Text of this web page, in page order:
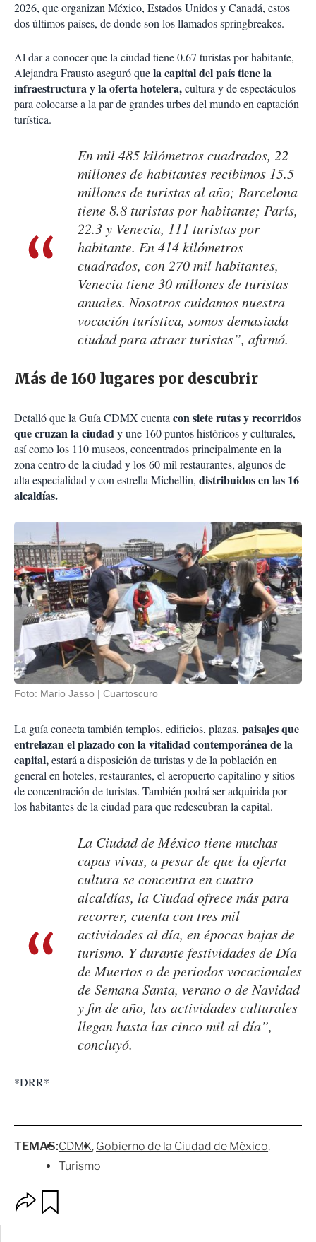
2026, que organizan México, Estados Unidos y Canadá, estos
dos últimos países, de donde son los llamados springbreakes.
Al dar a conocer que la ciudad tiene 0.67 turistas por habitante,
Alejandra Frausto aseguró quela capital del país tiene la
infraestructura y la oferta hotelera,cultura y de espectáculos
para colocarse a la par de grandes urbes del mundo en captación
turística.
En mil 485 kilómetros cuadrados, 22
millones de habitantes recibimos 15.5
millones de turistas al año; Barcelona
tiene 8.8 turistas por habitante; París,
22.3 y Venecia, 111 turistas por
habitante. En 414 kilómetros
cuadrados, con 270 mil habitantes,
Venecia tiene 30 millones de turistas
anuales. Nosotros cuidamos nuestra
vocación turística, somos demasiada
ciudad para atraer turistas”, afirmó.
Más de 160 lugares por descubrir
Detalló que la Guía CDMX cuentacon siete rutas y recorridos
que cruzan la ciudady une 160 puntos históricos y culturales,
así como los 110 museos, concentrados principalmente en la
zona centro de la ciudad y los 60 mil restaurantes, algunos de
alta especialidad y con estrella Michellin, distribuidos en las 16
alcaldías.
Foto: Mario Jasso | Cuartoscuro
La guía conecta también templos, edificios, plazas, paisajesque
entrelazan el plazado con la vitalidad contemporánea de la
capital,estará a disposición de turistas y de la población en
general en hoteles, restaurantes, el aeropuerto capitalino y sitios
de concentración de turistas. También podrá ser adquirida por
los habitantes de la ciudad para que redescubran la capital.
La Ciudad de México tiene muchas
capas vivas, a pesar de que la oferta
cultura se concentra en cuatro
alcaldías, la Ciudad ofrece más para
recorrer, cuenta con tres mil
actividades al día, en épocas bajas de
turismo. Y durante festividades de Día
de Muertos o de periodos vocacionales
de Semana Santa, verano o de Navidad
y fin de año, las actividades culturales
llegan hasta las cinco mil al día”,
concluyó.
*DRR*
TEMAS:CDMX Gobierno de la Ciudad de México
Turismo